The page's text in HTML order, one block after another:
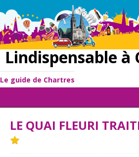
Lindispensable à
Le guide de Chartres
LE QUAI FLEURI